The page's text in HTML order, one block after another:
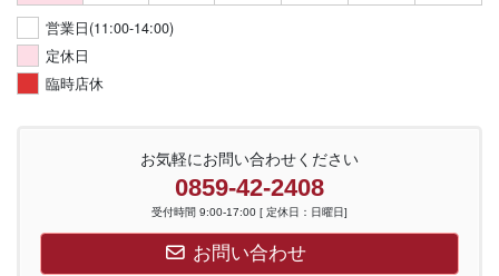
営業日(11:00-14:00)
定休日
臨時店休
お気軽にお問い合わせください
0859-42-2408
受付時間 9:00-17:00 [ 定休日：日曜日]
お問い合わせ